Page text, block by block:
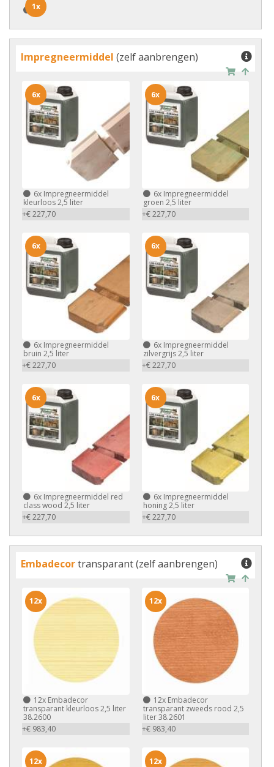
1x
1x
Impregneermiddel (zelf aanbrengen)
6x Impregneermiddel
kleurloos 2,5 liter
+€ 227,70
6x
6xImpregneermiddel
groen 2,5 liter
+€ 227,70
6x
6x Impregneermiddel
bruin 2,5 liter
+€ 227,70
6x
6xImpregneermiddel
zilvergrijs 2,5 liter
+€ 227,70
6x
6x Impregneermiddel red
class wood 2,5 liter
+€ 227,70
6x
6xImpregneermiddel
honing 2,5 liter
+€ 227,70
6x
Embadecortransparant (zelf aanbrengen)
12x Embadecor
transparant kleurloos 2,5 liter
38.2600
+€ 983,40
12x
12xEmbadecor
transparant zweeds rood 2,5
liter 38.2601
+€ 983,40
12x
12x 12x